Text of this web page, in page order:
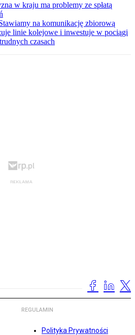
w kraju ma problemy ze spłatą
na komunikację zbiorową
linie kolejowe i inwestuje w pociągi
czasach
REGULAMIN
Polityka Prywatności